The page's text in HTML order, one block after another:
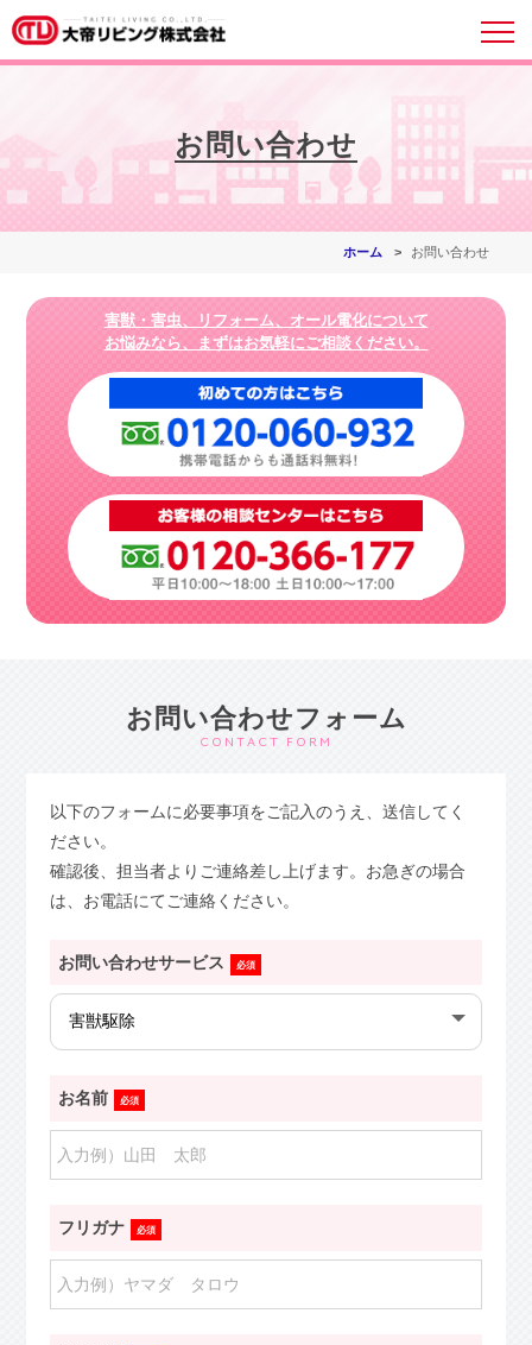
お問い合わせ
ホーム お問い合わせ
害獣・害虫、リフォーム、オール電化について
お悩みなら、まずはお気軽にご相談ください。
お問い合わせフォーム
CONTACT FORM
以下のフォームに必要事項をご記入のうえ、送信してく
ださい。
確認後、担当者よりご連絡差し上げます。お急ぎの場合
は、お電話にてご連絡ください。
お問い合わせサービス 必須
お名前 必須
フリガナ 必須